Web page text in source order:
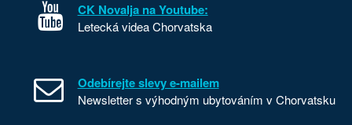
CK Novalja na Youtube:
Letecká videa Chorvatska
Odebírejte slevy e-mailem
Newsletter s výhodným ubytováním v Chorvatsku